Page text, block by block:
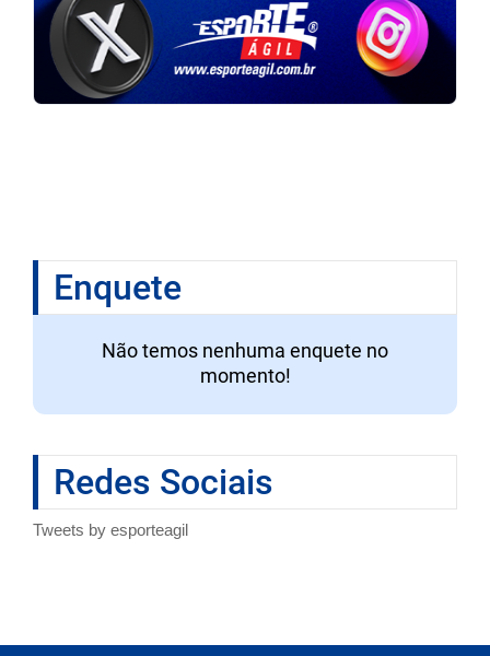
Enquete
Não temos nenhuma enquete no
momento!
Redes Sociais
Tweets by esporteagil